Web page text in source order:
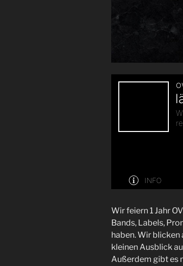
Wir feiern 1 Jahr
Bands, Labels,
haben. Wir blicken
kleinen Ausblick
Außerdem gibt es